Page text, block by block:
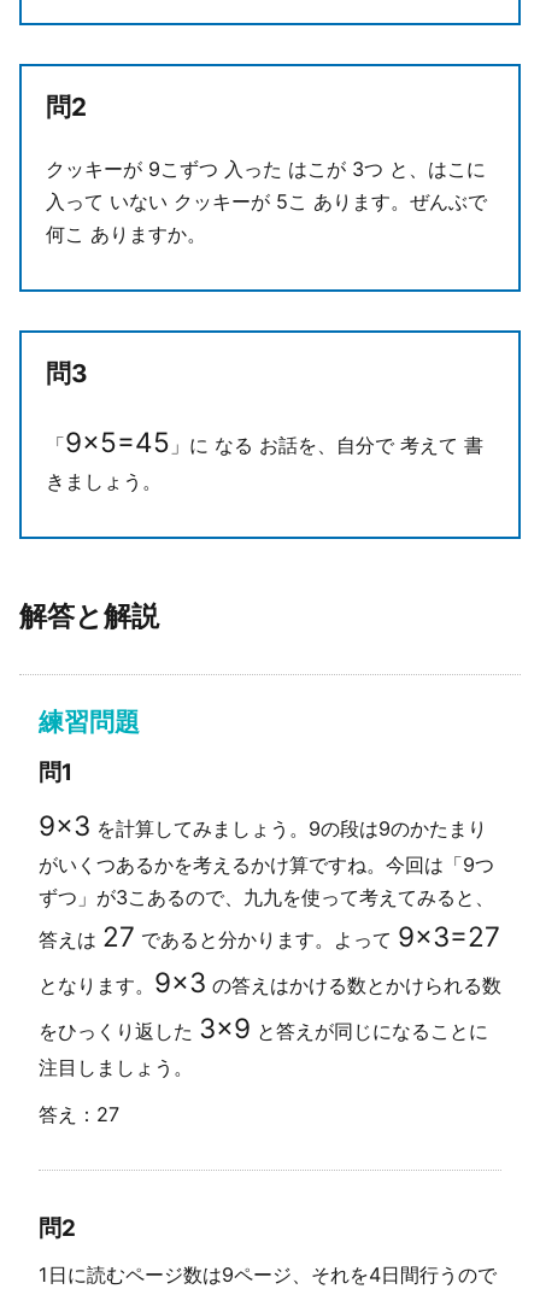
問2
クッキーが 9こずつ 入った はこが 3つ と、はこに
入って いない クッキーが 5こ あります。ぜんぶで
何こ ありますか。
問3
「9×5=45 」に なる お話を、自分で 考えて 書
きましょう。
解答と解説
練習問題
問1
9×3 を計算してみましょう。9の段は9のかたまり
がいくつあるかを考えるかけ算ですね。今回は「9つ
ずつ」が3こあるので、九九を使って考えてみると、
答えは 27 であると分かります。よって 9×3=27
となります。 9×3 の答えはかける数とかけられる数
をひっくり返した 3×9 と答えが同じになることに
注目しましょう。
答え：27
問2
1日に読むページ数は9ページ、それを4日間行うので